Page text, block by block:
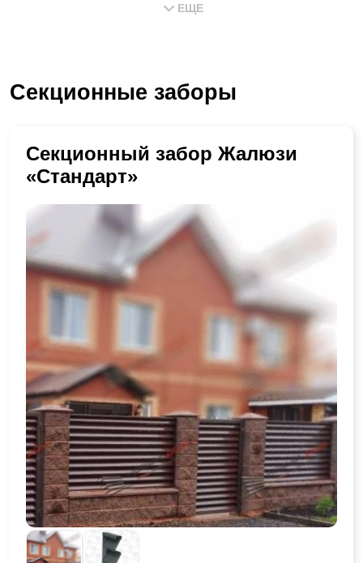
сборный забор
ЕЩЕ
Секционные заборы
Секционный забор Жалюзи
«Стандарт»